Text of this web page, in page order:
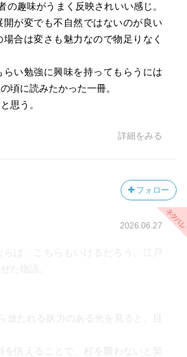
の趣味がうまく反映されいい感じ。
が変でも不自然ではないのが良い
合は変さも魅力なので物足りなく
い勉強に興味を持ってもらうには
頃に読みたかった一冊。
思う。
詳細をみる
フォロー
2026.06.27
ば、こちらもいけるだろう。江戸
た物語。
放たれる妖力のある光を見ると、目
を供えることで、村を襲わないと契